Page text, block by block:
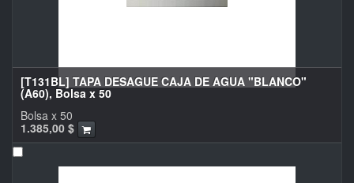
[T131BL] TAPA DESAGUE CAJA DE AGUA "BLANCO"
(A60), Bolsa x 50
1.385,00 $
Bolsa x 50